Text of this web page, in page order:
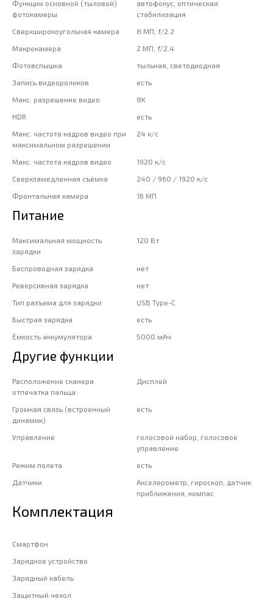
Функции основной (тыловой)
фотокамеры
автофокус, оптическая
стабилизация
Сверхширокоугольная камера
8 МП, f/2.2
Макрокамера
2 МП, f/2.4
Фотовспышка
тыльная, светодиодная
Запись видеороликов
есть
Макс. разрешение видео
8K
HDR
есть
Макс. частота кадров видео при
максимальном разрешении
24 к/с
Макс. частота кадров видео
1920 к/с
Сверхзамедленная съёмка
240 / 960 / 1920 к/с
Фронтальная камера
16 МП
Питание
Максимальная мощность
зарядки
120 Вт
Беспроводная зарядка
нет
Реверсивная зарядка
нет
Тип разъема для зарядки
USB Type-C
Быстрая зарядка
есть
Ёмкость аккумулятора
5000 мАч
Другие функции
Расположение сканера
отпечатка пальца
Дисплей
Громкая связь (встроенный
динамик)
есть
Управление
голосовой набор, голосовое
управление
Режим полета
есть
Датчики
Акселерометр, гироскоп, датчик
приближения, компас
Комплектация
Смартфон
Зарядное устройство
Зарядный кабель
Защитный чехол